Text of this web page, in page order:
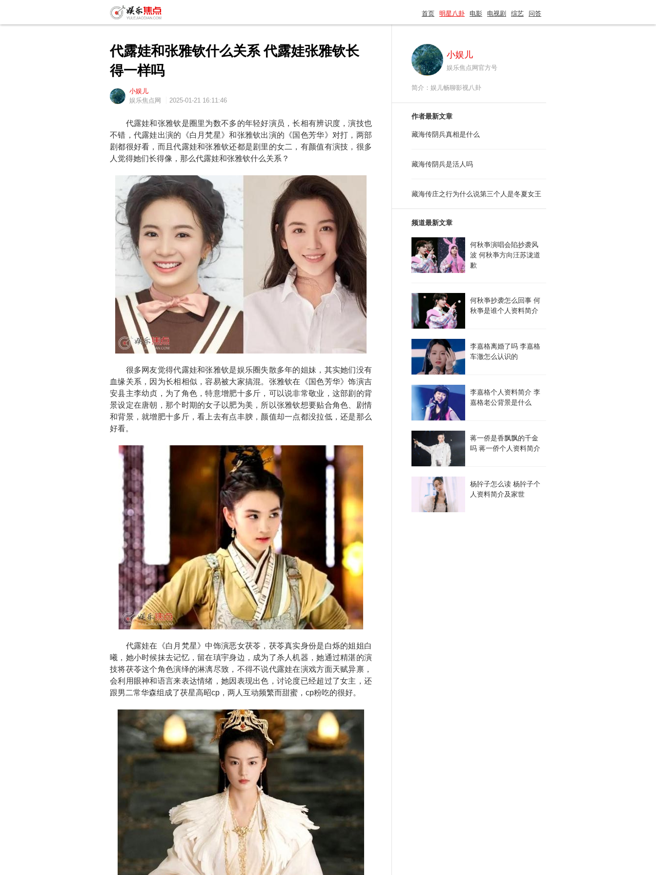
首页 明星八卦 电影 电视剧 综艺 问答
代露娃和张雅钦什么关系 代露娃张雅钦长
得一样吗
小娱儿
娱乐焦点网
2025-01-21 16:11:46
代露娃和张雅钦是圈里为数不多的年轻好演员，长相有辨识度，演技也
不错，代露娃出演的《白月梵星》和张雅钦出演的《国色芳华》对打，两部
剧都很好看，而且代露娃和张雅钦还都是剧里的女二，有颜值有演技，很多
人觉得她们长得像，那么代露娃和张雅钦什么关系？
很多网友觉得代露娃和张雅钦是娱乐圈失散多年的姐妹，其实她们没有
血缘关系，因为长相相似，容易被大家搞混。张雅钦在《国色芳华》饰演吉
安县主李幼贞，为了角色，特意增肥十多斤，可以说非常敬业，这部剧的背
景设定在唐朝，那个时期的女子以肥为美，所以张雅钦想要贴合角色、剧情
和背景，就增肥十多斤，看上去有点丰腴，颜值却一点都没拉低，还是那么
好看。
代露娃在《白月梵星》中饰演恶女茯苓，茯苓真实身份是白烁的姐姐白
曦，她小时候抹去记忆，留在瑱宇身边，成为了杀人机器，她通过精湛的演
技将茯苓这个角色演绎的淋漓尽致，不得不说代露娃在演戏方面天赋异禀，
会利用眼神和语言来表达情绪，她因表现出色，讨论度已经超过了女主，还
跟男二常华森组成了茯星高昭cp，两人互动频繁而甜蜜，cp粉吃的很好。
小娱儿
娱乐焦点网官方号
简介：娱儿畅聊影视八卦
作者最新文章
藏海传阴兵真相是什么
藏海传阴兵是活人吗
藏海传庄之行为什么说第三个人是冬夏女王
频道最新文章
何秋亊演唱会陷抄袭风
波 何秋亊方向汪苏泷道
歉
何秋亊抄袭怎么回事 何
秋亊是谁个人资料简介
李嘉格离婚了吗 李嘉格
车澈怎么认识的
李嘉格个人资料简介 李
嘉格老公背景是什么
蒋一侨是香飘飘的千金
吗 蒋一侨个人资料简介
杨肸子怎么读 杨肸子个
人资料简介及家世